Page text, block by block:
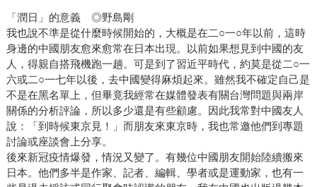
「潤日」的意義 ◎野島剛
我也說不準是從什麼時候開始的，大概是在二○一○年以前，這時
身邊的中國朋友愈來愈常在日本出現。以前如果想見到中國的友
人，得親自搭飛機跑一趟。可是到了習近平時代，約莫是從二○一
六或二○一七年以後，去中國變得麻煩起來。雖然我不確定自己是
不是在黑名單上，但畢竟我經常在媒體發表有關台灣問題與兩岸
關係的分析評論，所以多少還是有些顧慮。因此我常對中國友人
說：「到時候東京見！」而朋友來東京時，我也常邀他們到專題
討論或座談會上分享。
後來新冠疫情爆發，情況又變了。有幾位中國朋友開始陸續搬來
日本。他們多半是作家、記者、編輯、學者或是運動家，也有一